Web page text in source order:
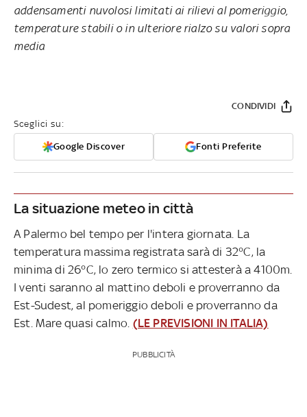
addensamenti nuvolosi limitati ai rilievi al pomeriggio,
temperature stabili o in ulteriore rialzo su valori sopra
media
Sceglici su:
Google Discover Fonti Preferite
CONDIVIDI
La situazione meteo in città
A Palermo bel tempo per l'intera giornata. La
temperatura massima registrata sarà di 32°C, la
minima di 26°C, lo zero termico si attesterà a 4100m.
I venti saranno al mattino deboli e proverranno da
Est-Sudest, al pomeriggio deboli e proverranno da
Est. Mare quasi calmo. (LE PREVISIONI IN ITALIA)
PUBBLICITÀ